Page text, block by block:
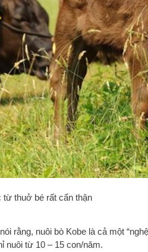
thuở bé rất cẩn thận
rằng, nuôi bò Kobe là cả một
nuôi từ 10 – 15 con/năm.